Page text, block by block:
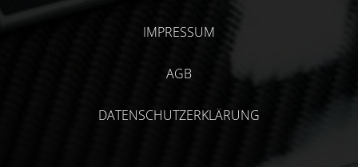
IMPRESSUM
AGB
DATENSCHUTZERKLÄRUNG